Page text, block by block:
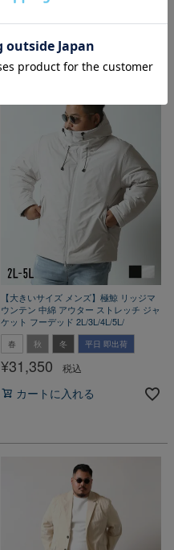
13,200
【大きいサイズ メンズ】極鯨 リッジマ
ウンテン 中綿 アウター ストレッチ ジャ
ケット フーデッド 2L/3L/4L/5L/
春 秋 冬 平日 即出荷
¥31,350 税込
カートに入れる